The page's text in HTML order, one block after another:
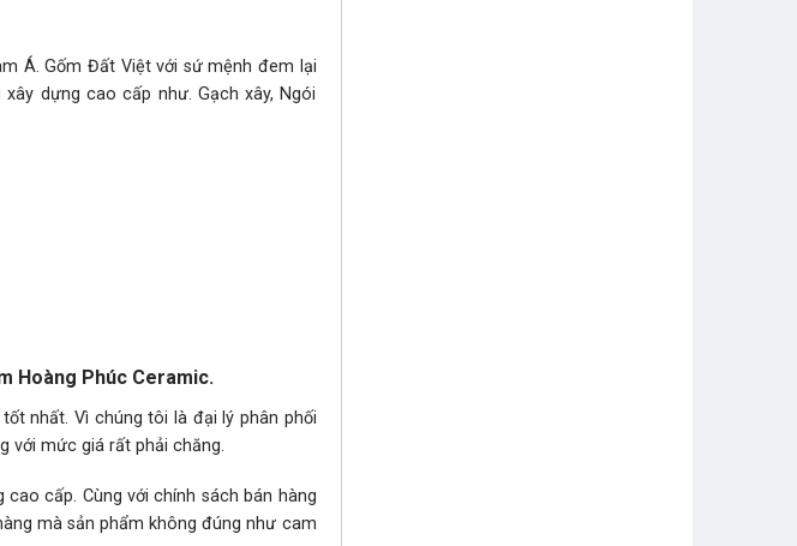
Á. Gốm Đất Việt với sứ mệnh đem lại
dựng cao cấp như. Gạch xây, Ngói
Hoàng Phúc Ceramic.
nhất. Vì chúng tôi là đại lý phân phối
với mức giá rất phải chăng.
cấp. Cùng với chính sách bán hàng
mà sản phẩm không đúng như cam